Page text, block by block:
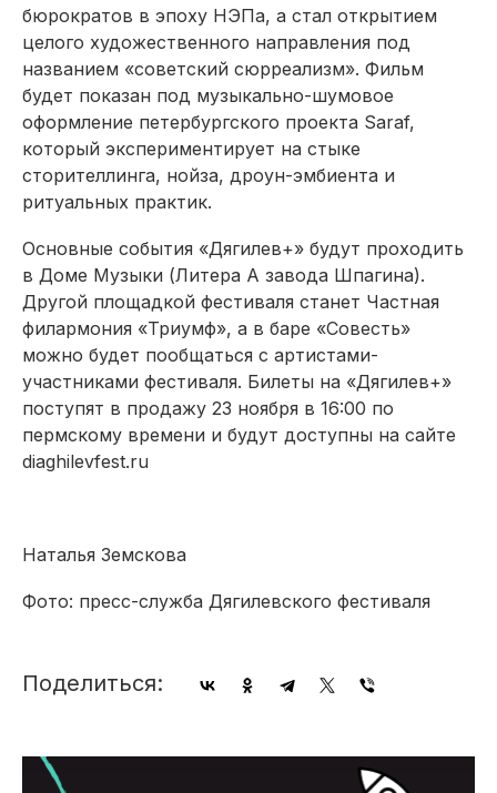
бюрократов в эпоху НЭПа, а стал открытием
целого художественного направления под
названием «советский сюрреализм». Фильм
будет показан под музыкально-шумовое
оформление петербургского проекта Saraf,
который экспериментирует на стыке
сторителлинга, нойза, дроун-эмбиента и
ритуальных практик.
Основные события «Дягилев+» будут проходить
в Доме Музыки (Литера А завода Шпагина).
Другой площадкой фестиваля станет Частная
филармония «Триумф», а в баре «Совесть»
можно будет пообщаться с артистами-
участниками фестиваля. Билеты на «Дягилев+»
поступят в продажу 23 ноября в 16:00 по
пермскому времени и будут доступны на сайте
diaghilevfest.ru
Наталья Земскова
Фото: пресс-служба Дягилевского фестиваля
Поделиться: